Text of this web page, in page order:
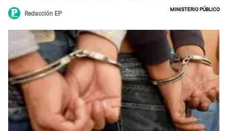
Redacción EP
Ministerio Público